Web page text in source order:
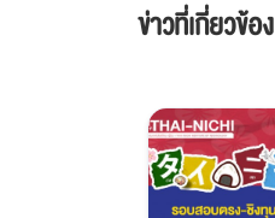
ข่าวที่เกี่ยวข้อง